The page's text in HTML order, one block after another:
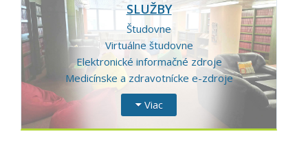
SLUŽBY
Študovne
Virtuálne študovne
Elektronické informačné zdroje
Medicínske a zdravotnícke e-zdroje
Viac